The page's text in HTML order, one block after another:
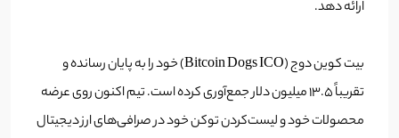
ارائه دهد.
بیت کوین دوج (Bitcoin Dogs ICO) خود را به پایان رسانده و
تقریباً ۱۳.۵ میلیون دلار جمع‌آوری کرده است. تیم اکنون روی عرضه
محصولات خود و لیست‌کردن توکن خود در صرافی‌های ارز دیجیتال